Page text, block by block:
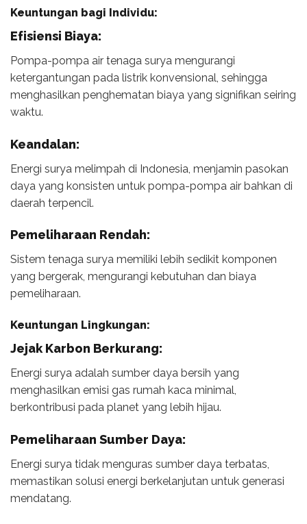
Keuntungan bagi Individu:
Efisiensi Biaya:
Pompa-pompa air tenaga surya mengurangi
ketergantungan pada listrik konvensional, sehingga
menghasilkan penghematan biaya yang signifikan seiring
waktu.
Keandalan:
Energi surya melimpah di Indonesia, menjamin pasokan
daya yang konsisten untuk pompa-pompa air bahkan di
daerah terpencil.
Pemeliharaan Rendah:
Sistem tenaga surya memiliki lebih sedikit komponen
yang bergerak, mengurangi kebutuhan dan biaya
pemeliharaan.
Keuntungan Lingkungan:
Jejak Karbon Berkurang:
Energi surya adalah sumber daya bersih yang
menghasilkan emisi gas rumah kaca minimal,
berkontribusi pada planet yang lebih hijau.
Pemeliharaan Sumber Daya:
Energi surya tidak menguras sumber daya terbatas,
memastikan solusi energi berkelanjutan untuk generasi
mendatang.